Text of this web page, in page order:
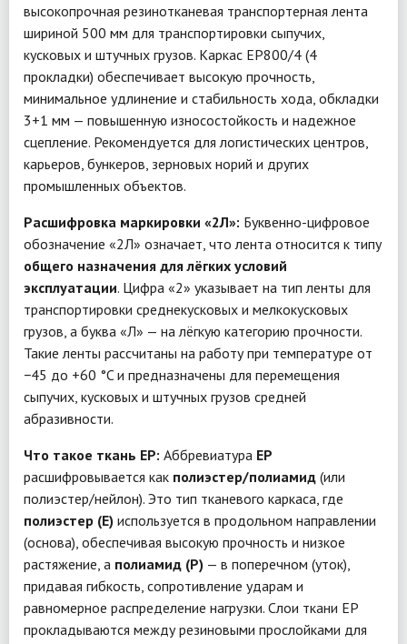
высокопрочная резинотканевая транспортерная лента
шириной 500 мм для транспортировки сыпучих,
кусковых и штучных грузов. Каркас EP800/4 (4
прокладки) обеспечивает высокую прочность,
минимальное удлинение и стабильность хода, обкладки
3+1 мм — повышенную износостойкость и надежное
сцепление. Рекомендуется для логистических центров,
карьеров, бункеров, зерновых норий и других
промышленных объектов.
Расшифровка маркировки «2Л»: Буквенно-цифровое
обозначение «2Л» означает, что лента относится к типу
общего назначения для лёгких условий
эксплуатации. Цифра «2» указывает на тип ленты для
транспортировки среднекусковых и мелкокусковых
грузов, а буква «Л» — на лёгкую категорию прочности.
Такие ленты рассчитаны на работу при температуре от
−45 до +60 °C и предназначены для перемещения
сыпучих, кусковых и штучных грузов средней
абразивности.
Что такое ткань EP: Аббревиатура EP
расшифровывается как полиэстер/полиамид (или
полиэстер/нейлон). Это тип тканевого каркаса, где
полиэстер (E) используется в продольном направлении
(основа), обеспечивая высокую прочность и низкое
растяжение, а полиамид (P) — в поперечном (уток),
придавая гибкость, сопротивление ударам и
равномерное распределение нагрузки. Слои ткани EP
прокладываются между резиновыми прослойками для